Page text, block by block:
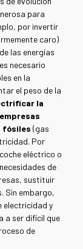
para
por invertir
caro)
las energías
necesario
en la
el peso de la
la
fósiles (gas
Por
eléctrico o
de
sustituir
Sin embargo,
electricidad y
a ser difícil que
de